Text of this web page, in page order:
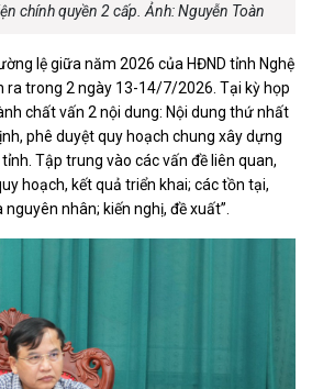
chính quyền 2 cấp. Ảnh: Nguyễn Toàn
lệ giữa năm 2026 của HĐND tỉnh Nghệ
ra trong 2 ngày 13-14/7/2026. Tại kỳ họp
chất vấn 2 nội dung: Nội dung thứ nhất
phê duyệt quy hoạch chung xây dựng
Tập trung vào các vấn đề liên quan,
hoạch, kết quả triển khai; các tồn tại,
nhân; kiến nghị, đề xuất”.